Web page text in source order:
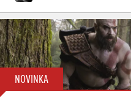
NOVINKA